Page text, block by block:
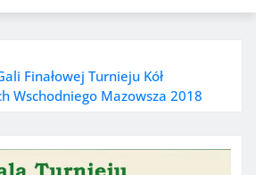
Finałowej Turnieju Kół
Wschodniego Mazowsza 2018